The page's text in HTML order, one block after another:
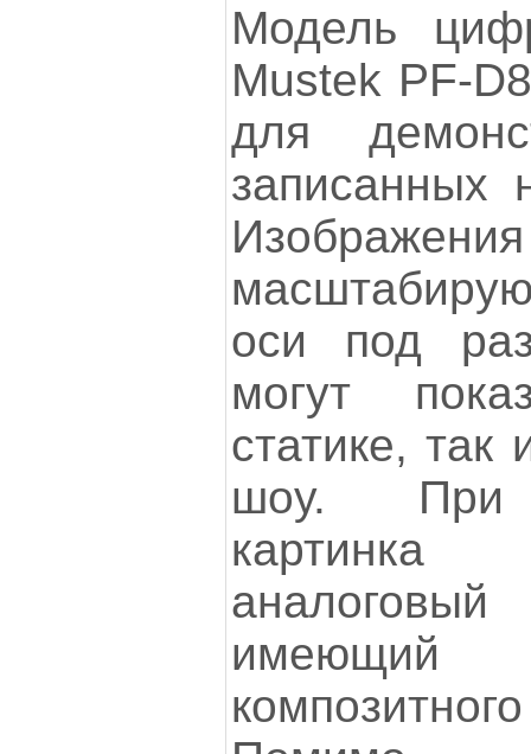
Модель
Mustek PF-
для
записанных
оси под
могут
статике,
шоу. При
картинка
имеющий